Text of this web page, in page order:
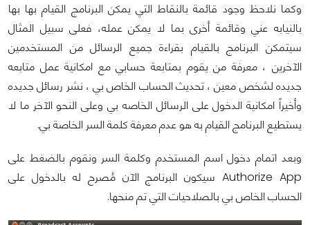
وكما نلاحظ وجود قائمة بالنقاط التي يمكن البرنامج القيام بها بها
بالنيابه عني وقائمة أخرى بما لا يمكن عمله، فعلى سبيل المثال
سيتمكن البرنامج بالقيام بقراءة جميع الرسائل من المستخدمين
الآخرين ، معرفة من يقوم بمتابعة حسابي مع امكانية عمل متابعه
جديده لشخص معين ، تحديث الحساب الخاص بي ، نشر رسائل جديده
وأخيراً امكانية الدخول على الرسائل الخاصه بي وعلى النحو الآخر ما لا
يستطيع البرنامج القيام به هو عدم معرفة كلمة السر الخاصة بي.
وبعد اتمام دخول اسم المستخدم وكلمة السر ونقوم بالضغط على
Authorize App سيكون البرنامج الآن مُصرح له بالدخول على
الحساب الخاص بي بالصلاحيات التي تم منحها.